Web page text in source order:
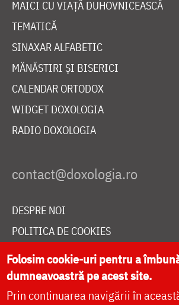
MAICI CU VIAȚĂ DUHOVNICEASCĂ
TEMATICĂ
SINAXAR ALFABETIC
MĂNĂSTIRI ȘI BISERICI
CALENDAR ORTODOX
WIDGET DOXOLOGIA
RADIO DOXOLOGIA
DESPRE NOI
POLITICA DE COOKIES
DONEAZĂ ONLINE PENTRU
LIVE
Folosim cookie-uri pentru a
dumneavoastră pe acest site.
Prin continuarea navigării în